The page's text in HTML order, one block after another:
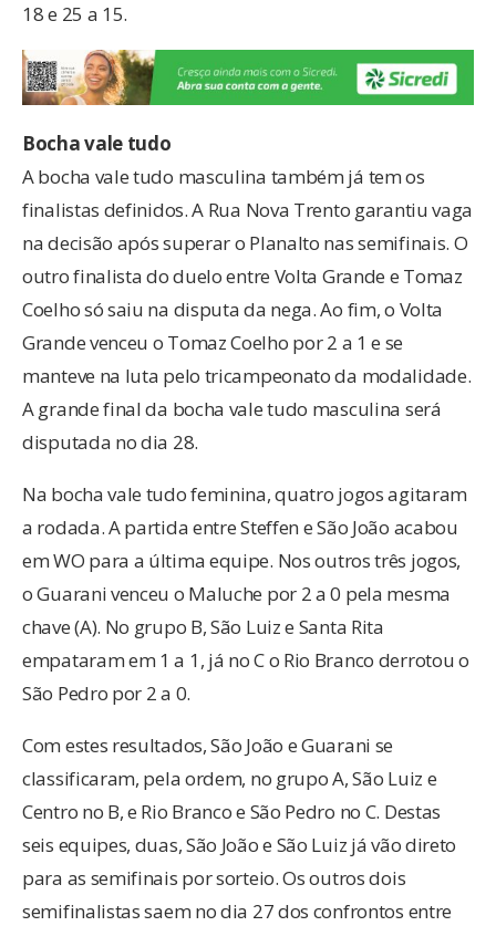
18 e 25 a 15.
Bochavale tudo
A bocha vale tudo masculina também já tem os
finalistas definidos. A Rua Nova Trento garantiu vaga
na decisão após superar o Planalto nas semifinais. O
outro finalista do duelo entre Volta Grande e Tomaz
Coelho só saiu na disputa da nega. Ao fim, o Volta
Grande venceu o Tomaz Coelho por 2 a 1 e se
manteve na luta pelo tricampeonato da modalidade.
A grande final da bocha vale tudo masculina será
disputada no dia 28.
Na bocha vale tudo feminina, quatro jogos agitaram
a rodada. A partida entre Steffen e São João acabou
em WO para a última equipe. Nos outros três jogos,
o Guarani venceu o Maluche por 2 a 0 pela mesma
chave (A). No grupo B, São Luiz e Santa Rita
empataram em 1 a 1, já no C o Rio Branco derrotou o
São Pedro por 2 a 0.
Com estes resultados, São João e Guarani se
classificaram, pela ordem, no grupo A, São Luiz e
Centro no B, e Rio Branco e São Pedro no C. Destas
seis equipes, duas, São João e São Luiz já vão direto
para as semifinais por sorteio. Os outros dois
semifinalistas saem no dia 27 dos confrontos entre